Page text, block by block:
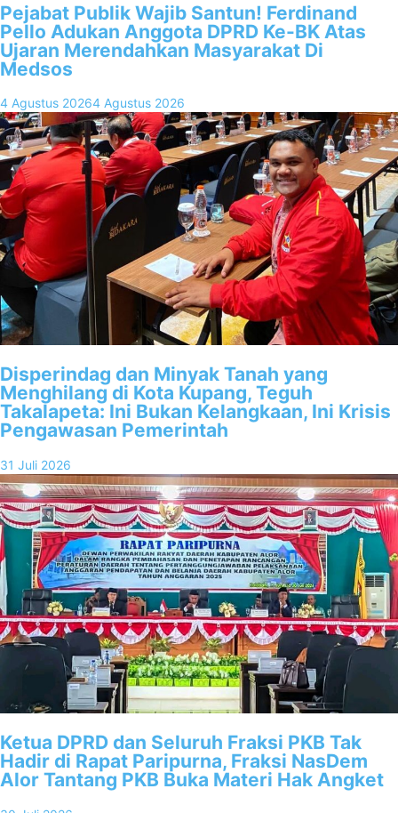
Pejabat Publik Wajib Santun! Ferdinand
Pello Adukan Anggota DPRD Ke-BK Atas
Ujaran Merendahkan Masyarakat Di
Medsos
4 Agustus 20264 Agustus 2026
Disperindag dan Minyak Tanah yang
Menghilang di Kota Kupang, Teguh
Takalapeta: Ini Bukan Kelangkaan, Ini Krisis
Pengawasan Pemerintah
31 Juli 2026
Ketua DPRD dan Seluruh Fraksi PKB Tak
Hadir di Rapat Paripurna, Fraksi NasDem
Alor Tantang PKB Buka Materi Hak Angket